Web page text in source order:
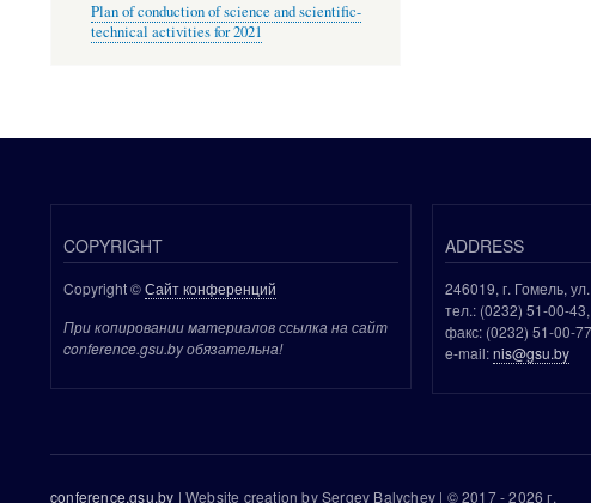
Plan of conduction of science and scientific-
technical activities for 2021
COPYRIGHT
Copyright ©Сайт конференций
При копировании материалов ссылка на сайт
conference.gsu.by обязательна!
ADDRESS
246019, г. Гомель,
тел.: (0232) 51-00-43,
факс: (0232) 51-00-77
e-mail:nis@gsu.by
conference.gsu.by | Website creation by Sergey Balychev | © 2017 -2026 г.